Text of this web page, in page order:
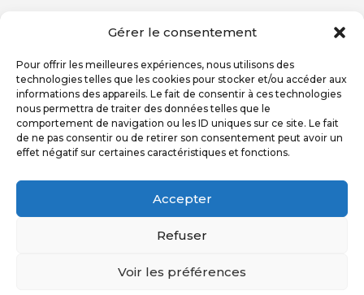
Gérer le consentement
Pour offrir les meilleures expériences, nous utilisons des
technologies telles que les cookies pour stocker et/ou accéder aux
informations des appareils. Le fait de consentir à ces technologies
nous permettra de traiter des données telles que le
comportement de navigation ou les ID uniques sur ce site. Le fait
de ne pas consentir ou de retirer son consentement peut avoir un
effet négatif sur certaines caractéristiques et fonctions.
Accepter
Refuser
Voir les préférences
ORDRE DES AVOCATS TARN & GARONNE
POLITIQUE DE CONFIDENTIALITÉ